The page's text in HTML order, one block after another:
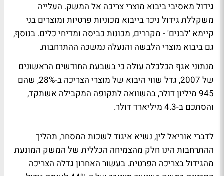
גידול מאסיבי ביבוא מוצרי צריכה אל המשק. העלייה
משקללת גידול ניכר בייבוא מכוניות פרטיות ומוצרים בני
קיימא 'לבנים' - מקררים, מכונות כביסה ומדיחי כלים. בנוסף,
גם ביבוא מוצרי הלבשה והנעלה נמשכה ההתרחבות.
מנתוני אגף הכלכלה עולה כי בשבעת החודשים הראשונים
של 2007, גדל שווי היבוא של מוצרי הצריכה ב-28%, שהם
945 מיליון דולר, בהשוואה לתקופה המקבילה אשתקד,
והסתכם ב-4.3 מיליארד דולר.
לדברי אוריאל לין, נשיא איגוד לשכות המסחר, תהליך
ההתרחבות הינו חלק מהצמיחה הכללית של המשק המונעת
מהגידול בצריכה הפרטית. בעשור האחרון גדלה הצריכה